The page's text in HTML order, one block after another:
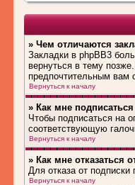
» Чем отличаются
Закладки в phpBB3
вернуться в тему
предпочтительным вам
Вернуться к началу
» Как мне
Чтобы подписаться на
соответствующую
Вернуться к началу
» Как мне отказаться
Для отказа от
Вернуться к началу